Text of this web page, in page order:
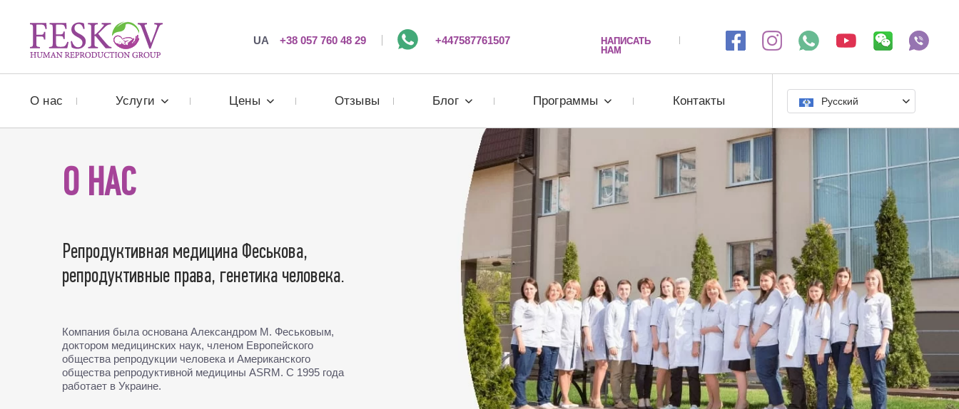
UA +38 057 760 48 29 +447587761507
НАПИСАТЬ
НАМ
О нас Услуги Цены Отзывы Блог Программы Контакты Русский
О НАС
Репродуктивная медицина Феськова,
репродуктивные права, генетика человека.
Компания была основана Александром М. Феськовым,
доктором медицинских наук, членом Европейского
общества репродукции человека и Американского
общества репродуктивной медицины ASRM. С 1995 года
работает в Украине.